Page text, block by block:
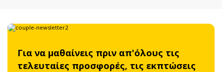
Για να μαθαίνεις πριν απ'όλους τις
τελευταίες προσφορές, τις εκπτώσεις